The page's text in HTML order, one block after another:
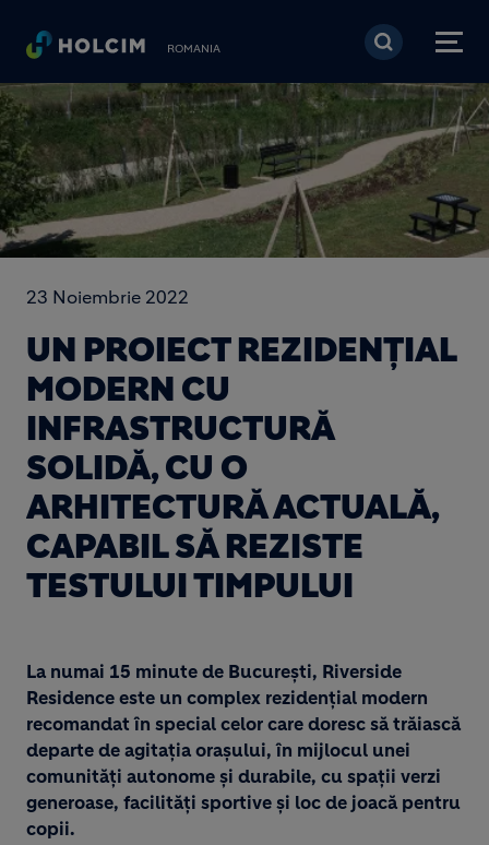
Mergi la conţinutul
ROMANIA
23 Noiembrie 2022
UN PROIECT REZIDENȚIAL
MODERN CU
INFRASTRUCTURĂ
SOLIDĂ, CU O
ARHITECTURĂ ACTUALĂ,
CAPABIL SĂ REZISTE
TESTULUI TIMPULUI
La numai 15 minute de București, Riverside
Residence este un complex rezidențial modern
recomandat în special celor care doresc să trăiască
departe de agitația orașului, în mijlocul unei
comunități autonome și durabile, cu spații verzi
generoase, facilități sportive și loc de joacă pentru
copii.